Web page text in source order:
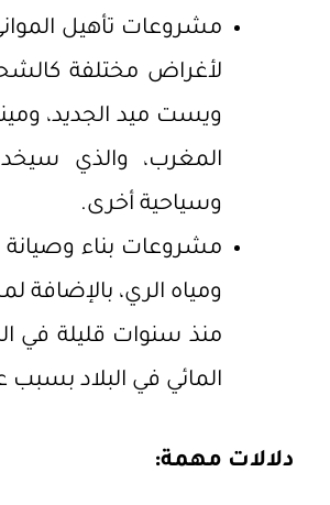
مشروعات تأهيل
لأغراض مختلفة
ويست ميد الجديد،
المغرب، والذي
وسياحية أخرى.
مشروعات بناء
ومياه الري،
منذ سنوات قليلة في
المائي في البلاد بسبب
دلالات مهمة: